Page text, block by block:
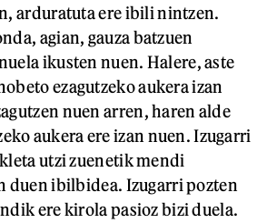
arduratuta ere ibili nintzen.
agian, gauza batzuen
ikusten nuen. Halere, aste
ezagutzeko aukera izan
nuen arren, haren alde
aukera ere izan nuen. Izugarri
utzi zuenetik mendi
duen ibilbidea. Izugarri pozten
ere kirola pasioz bizi duela.